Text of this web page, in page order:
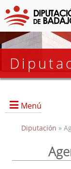
Menú
Presidencia
Diputación »